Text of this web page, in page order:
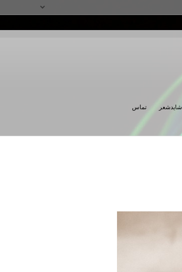
شایدشعر تماس